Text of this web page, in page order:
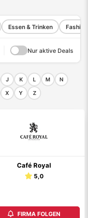
Essen & Trinken Fashion
Nur aktive Deals
J K L M
N
X Y Z
Café Royal
5,0
FIRMA FOLGEN